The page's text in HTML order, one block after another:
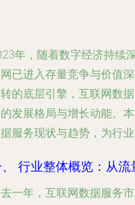
年，随着数字经济持续
已进入存量竞争与价值
的底层引擎，互联网数
发展格局与增长动能。
服务现状与趋势，为行业
行业整体概览：从
一年，互联网数据服务